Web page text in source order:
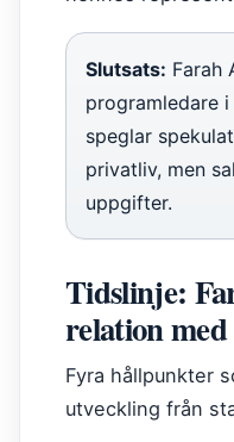
Slutsats: Farah
programledare
speglar
privatliv, men
uppgifter.
Tidslinje:
relation
Fyra hållpunkter
utveckling från